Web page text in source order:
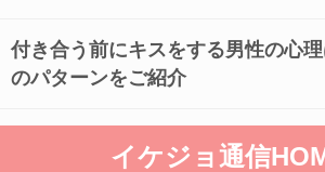
付き合う前にキスをする男性の心
のパターンをご紹介
イケジョ通信